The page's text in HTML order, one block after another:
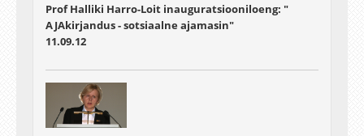
Prof Halliki Harro-Loit inauguratsiooniloeng: "
AJAkirjandus - sotsiaalne ajamasin"
11.09.12